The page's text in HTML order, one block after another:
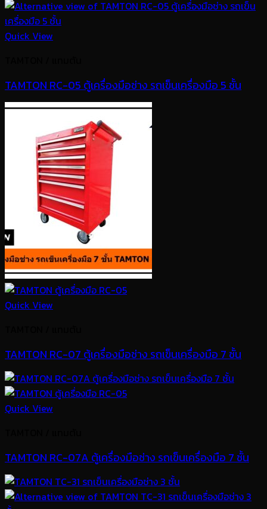
Quick View
TAMTON RC-05 ตู้เครื่องมือช่าง รถเข็นเครื่องมือ 5 ชั้น
Quick View
TAMTON RC-07 ตู้เครื่องมือช่าง รถเข็นเครื่องมือ 7 ชั้น
Quick View
TAMTON RC-07A ตู้เครื่องมือช่าง รถเข็นเครื่องมือ 7 ชั้น